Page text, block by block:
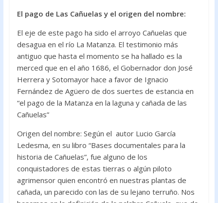
El pago de Las Cañuelas y el origen del nombre:
El eje de este pago ha sido el arroyo Cañuelas que
desagua en el río La Matanza. El testimonio más
antiguo que hasta el momento se ha hallado es la
merced que en el año 1686, el Gobernador don José
Herrera y Sotomayor hace a favor de Ignacio
Fernández de Agüero de dos suertes de estancia en
“el pago de la Matanza en la laguna y cañada de las
Cañuelas”
Origen del nombre: Según el autor Lucio García
Ledesma, en su libro “Bases documentales para la
historia de Cañuelas”, fue alguno de los
conquistadores de estas tierras o algún piloto
agrimensor quien encontró en nuestras plantas de
cañada, un parecido con las de su lejano terruño. Nos